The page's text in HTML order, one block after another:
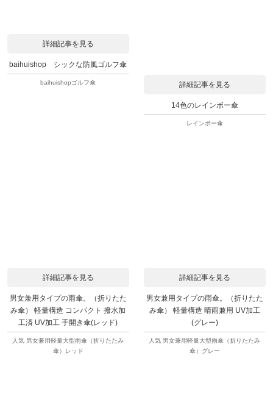
詳細記事を見る
baihuishop シックな防風ゴルフ傘
baihuishopゴルフ傘 詳細記事を見る
14色のレインボー傘
レインボー傘
詳細記事を見る
男女兼用タイプの雨傘。（折りたた
み傘） 軽量構造 コンパクト 撥水加
工済 UV加工 手開き傘(レッド)
人気 男女兼用軽量大型雨傘（折りたたみ
傘）レッド
詳細記事を見る
男女兼用タイプの雨傘。（折りたた
み傘） 軽量構造 晴雨兼用 UV加工
(グレー)
人気 男女兼用軽量大型雨傘（折りたたみ
傘）グレー